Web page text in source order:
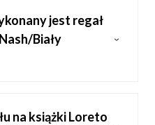
jest regał
Biały
na książki Loreto